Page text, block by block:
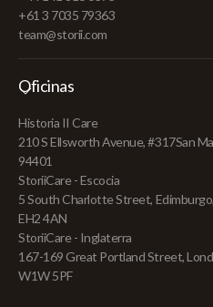
+61 3 7035 79363
team@storii.com
Oficinas
Historia II Care
210 S Ellsworth Avenue, #317San
94401
StoriiCare - Escocia
5 South Charlotte Street, Edimburgo,
EH2 4AN
StoriiCare - Inglaterra
167-169 Great Portland Street,
W1W 5PF